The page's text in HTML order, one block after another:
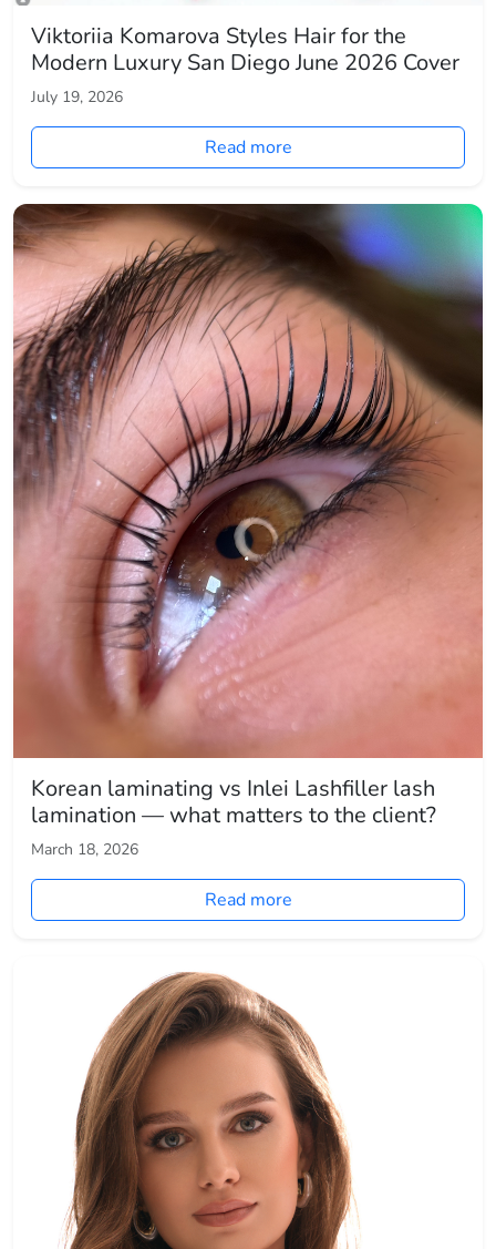
Viktoriia Komarova Styles Hair for the
Modern Luxury San Diego June 2026 Cover
July 19, 2026
Read more
Korean laminating vs Inlei Lashfiller lash
lamination — what matters to the client?
March 18, 2026
Read more